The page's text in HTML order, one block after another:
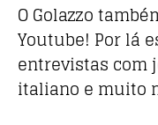
O Golazzo
Youtube! Por lá
entrevistas com
italiano e muito